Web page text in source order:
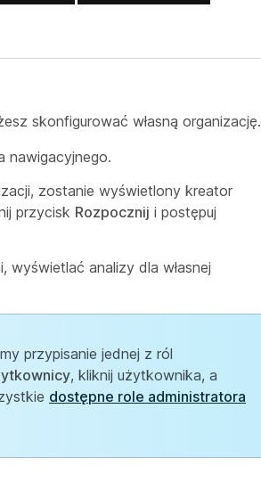
skonfigurować własną organizację.
nawigacyjnego.
zostanie wyświetlony kreator
przycisk Rozpocznij i postępuj
wyświetlać analizy dla własnej
przypisanie jednej z ról
, kliknij użytkownika, a
dostępne role administratora